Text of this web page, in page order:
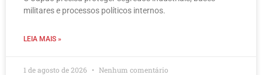
militares e processos políticos internos.
LEIA MAIS »
1 de agosto de 2026 Nenhum comentário